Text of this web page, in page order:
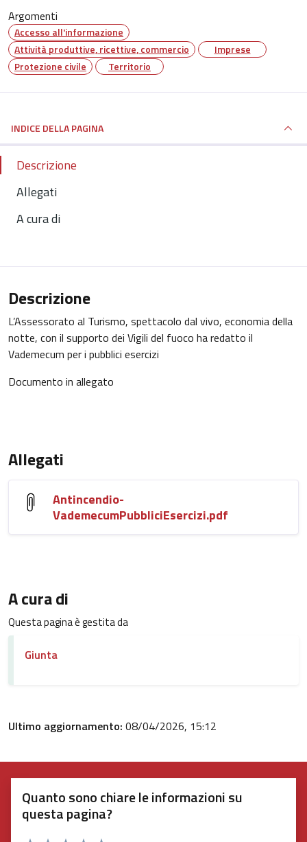
Argomenti
Accesso all'informazione
Attività produttive, ricettive, commercio
Imprese
Protezione civile
Territorio
INDICE DELLA PAGINA
Descrizione
Allegati
A cura di
Descrizione
L’Assessorato al Turismo, spettacolo dal vivo, economia della
notte, con il supporto dei Vigili del fuoco ha redatto il
Vademecum per i pubblici esercizi
Documento in allegato
Allegati
Antincendio-
VademecumPubbliciEsercizi.pdf
A cura di
Questa pagina è gestita da
Giunta
Ultimo aggiornamento: 08/04/2026, 15:12
Quanto sono chiare le informazioni su
questa pagina?